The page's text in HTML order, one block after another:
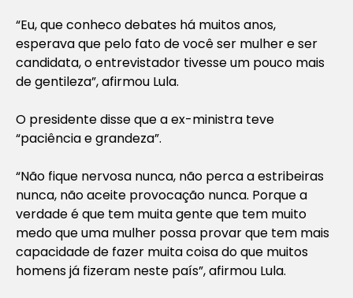
“Eu, que conheco debates há muitos anos,
esperava que pelo fato de você ser mulher e ser
candidata, o entrevistador tivesse um pouco mais
de gentileza”, afirmou Lula.
O presidente disse que a ex-ministra teve
“paciência e grandeza”.
“Não fique nervosa nunca, não perca a estribeiras
nunca, não aceite provocação nunca. Porque a
verdade é que tem muita gente que tem muito
medo que uma mulher possa provar que tem mais
capacidade de fazer muita coisa do que muitos
homens já fizeram neste país”, afirmou Lula.